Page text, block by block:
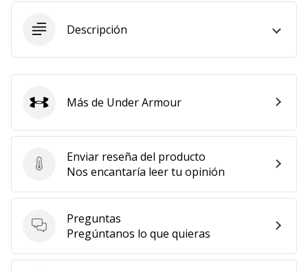
consideras
jugón?
¡Te
equipo!
Mostrar
los
Descripción
Enviar reseña del producto
Enviar reseña del producto
Nos encantaría leer tu opinión
Preguntas
Preguntas
Pregúntanos lo que quieras
Under Armour
Más de Under Armour